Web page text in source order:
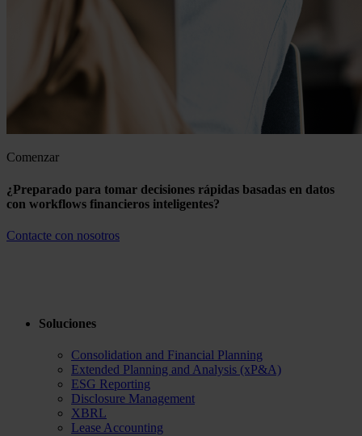
Comenzar
¿Preparado para tomar decisiones rápidas basadas en datos
con workflows financieros inteligentes?
Contacte con nosotros
Soluciones
Consolidation and Financial Planning
Extended Planning and Analysis (xP&A)
ESG Reporting
Disclosure Management
XBRL
Lease Accounting